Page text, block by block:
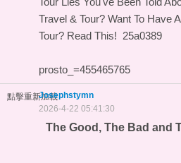
Travel & Tour? Want To Have
Tour? Read This! 25a0389
prosto_=455465765
點擊重新加載Josephstymn
2026-4-22 05:41:30
The Good, The Bad and